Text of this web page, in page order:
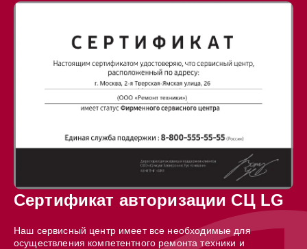
Сертификат авторизации СЦ LG
Наш сервисный центр имеет все необходимые для
осуществления компетентного ремонта техники и